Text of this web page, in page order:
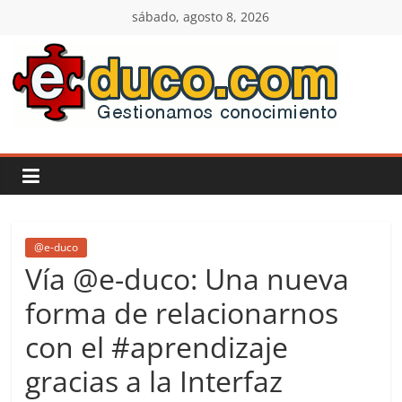
contenido
sábado, agosto 8, 2026
E-
duco:
Gestión
del
Conocimiento
Learn
Do
@e-duco
Vía @e-duco: Una nueva
forma de relacionarnos
con el #aprendizaje
gracias a la Interfaz